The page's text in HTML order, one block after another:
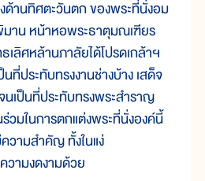
านทิศตะวันตก ของพระที่นั่งอม
าน หน้าหอพระธาตุมณเฑียร
ลิศหล้านภาลัยได้โปรดเกล้าฯ
นที่ประทับทรงงานช่างบ้าง เสด็จ
เป็นที่ประทับทรงพระสำราญ
วมในการตกแต่งพระที่นั่งองค์นี้
วามสำคัญ ทั้งในแง่
วามงดงามด้วย